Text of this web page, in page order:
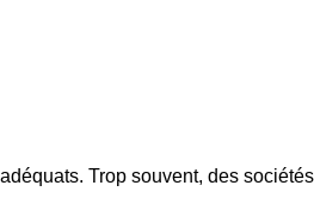
Trop souvent, des